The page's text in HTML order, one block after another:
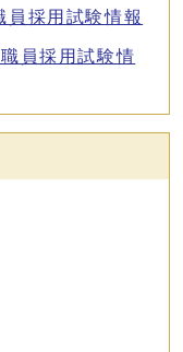
採用試験情報
員採用試験情